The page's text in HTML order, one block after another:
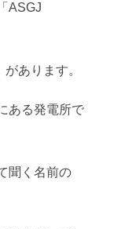
ASGJ
があります。
ある発電所で
聞く名前の